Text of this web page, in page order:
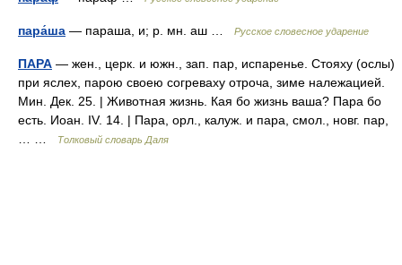
пара́ша — параша, и; р. мн. аш … Русское словесное ударение
ПАРА — жен., церк. и южн., зап. пар, испаренье. Стояху (ослы)
при яслех, парою своею согреваху отроча, зиме належацией.
Мин. Дек. 25. | Животная жизнь. Кая бо жизнь ваша? Пара бо
есть. Иоан. IV. 14. | Пара, орл., калуж. и пара, смол., новг. пар,
Толковый словарь Даля